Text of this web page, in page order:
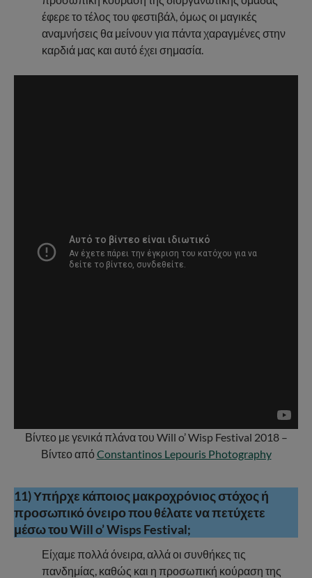
έφερε το τέλος του φεστιβάλ, όμως οι μαγικές
αναμνήσεις θα μείνουν για πάντα χαραγμένες στην
καρδιά μας και αυτό έχει σημασία.
Βίντεο με γενικά πλάνα του Will o’ Wisp Festival 2018 –
Βίντεο από Constantinos Lepouris Photography
11) Υπήρχε κάποιος μακροχρόνιος στόχος ή
προσωπικό όνειρο που θέλατε να πετύχετε
μέσω του Will o’ Wisps Festival;
Είχαμε πολλά όνειρα, αλλά οι συνθήκες τις
πανδημίας, καθώς και η προσωπική κούραση της